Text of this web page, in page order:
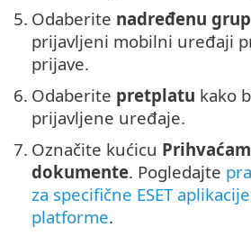
5. Odaberite nadređenu
prijavljeni mobilni uređaji
prijave.
6. Odaberite pretplatu kako
prijavljene uređaje.
7. Označite kućicu
dokumente. Pogledajte
za specifične ESET
platforme.